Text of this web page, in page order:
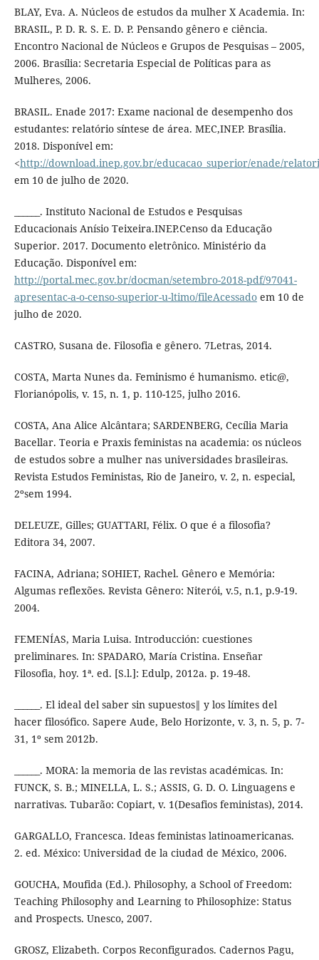
BLAY, Eva. A. Núcleos de estudos da mulher X Academia. In:
BRASIL, P. D. R. S. E. D. P. Pensando gênero e ciência.
Encontro Nacional de Núcleos e Grupos de Pesquisas – 2005,
2006. Brasília: Secretaria Especial de Políticas para as
Mulheres, 2006.
BRASIL. Enade 2017: Exame nacional de desempenho dos
estudantes: relatório síntese de área. MEC,INEP. Brasília.
2018. Disponível em:
<http://download.inep.gov.br/educacao_superior/enade/
em 10 de julho de 2020.
______. Instituto Nacional de Estudos e Pesquisas
Educacionais Anísio Teixeira.INEP.Censo da Educação
Superior. 2017. Documento eletrônico. Ministério da
Educação. Disponível em:
http://portal.mec.gov.br/docman/setembro-2018-pdf/97041-
apresentac-a-o-censo-superior-u-ltimo/fileAcessadoem 10 de
julho de 2020.
CASTRO, Susana de. Filosofia e gênero. 7Letras, 2014.
COSTA, Marta Nunes da. Feminismo é humanismo. etic@,
Florianópolis, v. 15, n. 1, p. 110-125, julho 2016.
COSTA, Ana Alice Alcântara; SARDENBERG, Cecília Maria
Bacellar. Teoria e Praxis feministas na academia: os núcleos
de estudos sobre a mulher nas universidades brasileiras.
Revista Estudos Feministas, Rio de Janeiro, v. 2, n. especial,
2ºsem 1994.
DELEUZE, Gilles; GUATTARI, Félix. O que é a filosofia?
Editora 34, 2007.
FACINA, Adriana; SOHIET, Rachel. Gênero e Memória:
Algumas reflexões. Revista Gênero: Niterói, v.5, n.1, p.9-19.
2004.
FEMENÍAS, Maria Luisa. Introducción: cuestiones
preliminares. In: SPADARO, María Cristina. Enseñar
Filosofia, hoy. 1ª. ed. [S.l.]: Edulp, 2012a. p. 19-48.
______. El ideal del saber sin supuestos‖ y los límites del
hacer filosófico. Sapere Aude, Belo Horizonte, v. 3, n. 5, p. 7-
31, 1º sem 2012b.
______. MORA: la memoria de las revistas académicas. In:
FUNCK, S. B.; MINELLA, L. S.; ASSIS, G. D. O. Linguagens e
narrativas. Tubarão: Copiart, v. 1(Desafios feministas), 2014.
GARGALLO, Francesca. Ideas feministas latinoamericanas.
2. ed. México: Universidad de la ciudad de México, 2006.
GOUCHA, Moufida (Ed.). Philosophy, a School of Freedom:
Teaching Philosophy and Learning to Philosophize: Status
and Prospects. Unesco, 2007.
GROSZ, Elizabeth. Corpos Reconfigurados. Cadernos Pagu,